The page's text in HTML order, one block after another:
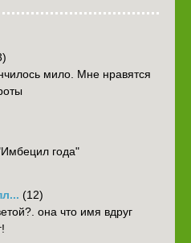
мило. Мне нравятся
года"
(12)
она что имя вдруг